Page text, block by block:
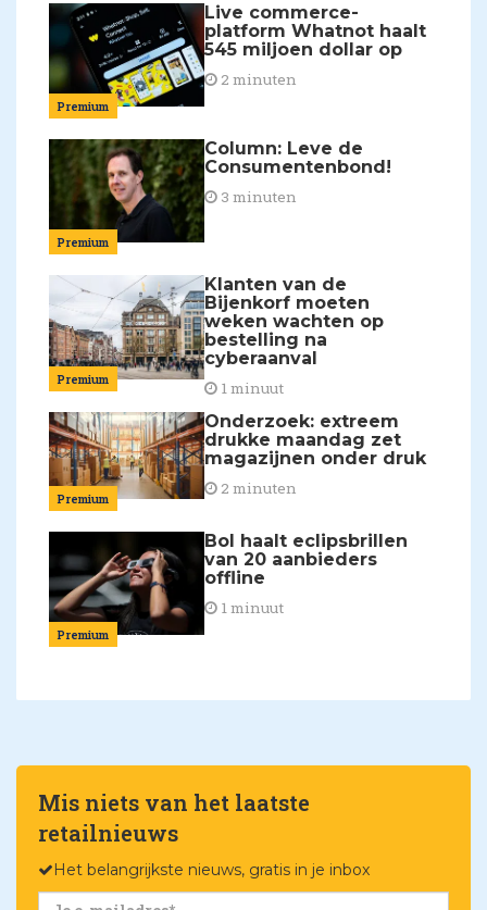
Premium
Live commerce-
platform Whatnot haalt
545 miljoen dollar op
2 minuten
Premium
Column: Leve de
Consumentenbond!
3 minuten
Premium
Klanten van de
Bijenkorf moeten
weken wachten op
bestelling na
cyberaanval
1 minuut
Premium
Onderzoek: extreem
drukke maandag zet
magazijnen onder druk
2 minuten
Premium
Bol haalt eclipsbrillen
van 20 aanbieders
offline
1 minuut
Mis niets van het laatste
retailnieuws
Het belangrijkste nieuws, gratis in je inbox